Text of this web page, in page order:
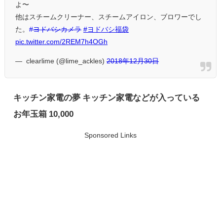
よ〜
他はスチームクリーナー、スチームアイロン、ブロワーでし
た。 #ヨドバシカメラ #ヨドバシ福袋
pic.twitter.com/2REM7h4OGh
— ︎ clearlime (@lime_ackles) 2018年12月30日
キッチン家電の夢 キッチン家電などが入っている
お年玉箱 10,000
Sponsored Links